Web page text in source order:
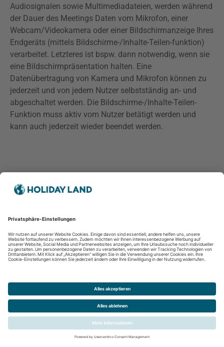
Audiosignalen sowie Multimediadateien, werden während
der Dauer des Meetings Daten vom Mikrofon, einer
Webcam/Videokamera oder einer Bildschirmanzeige Ihres
Endgeräts (mittels Bildschirme-/Inhalte-Teilen-funktion)
verarbeitet. Letzteres ist bspw. dann notwendig, wenn sie
eine Bildschirmpräsentation halten. Eine
Datenübertragung von Kamera und Mikrofon können zu
jederzeit und von jedem Nutzer selbstständig an- und
abgeschaltet werden. Die Bildschirme-/Inhalte-Teilen-
Funktion muss aktiv vom Nutzer betätigt werden und
kann auch jederzeit wieder beendet werden.
direkt mit dem Reisebüro zu vereinbaren. Für die
Terminbuchung nutzt Ihr Reisebüro easyMeet.
Anbieter von easyMeet ist die e-confirm GmbH, Im
Strausberger Platz 1, 10243 Berlin, Deutschland.
Zum Zweck der Terminbuchung geben Sie die
abgefragten Daten und den Wunschtermin in die dafür
vorgesehene Maske ein. Die eingegebenen Daten werden
für die Planung, Durchführung und ggf. für die